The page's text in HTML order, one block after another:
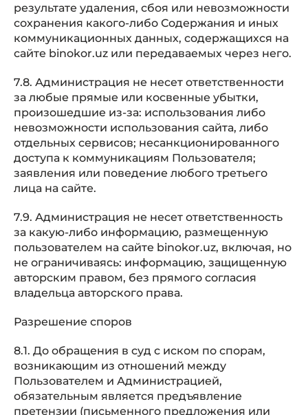
результате удаления, сбоя или невозможности
сохранения какого-либо Содержания и иных
коммуникационных данных, содержащихся на
сайте binokor.uz или передаваемых через него.
7.8. Администрация не несет ответственности
за любые прямые или косвенные убытки,
произошедшие из-за: использования либо
невозможности использования сайта, либо
отдельных сервисов; несанкционированного
доступа к коммуникациям Пользователя;
заявления или поведение любого третьего
лица на сайте.
7.9. Администрация не несет ответственность
за какую-либо информацию, размещенную
пользователем на сайте binokor.uz, включая, но
не ограничиваясь: информацию, защищенную
авторским правом, без прямого согласия
владельца авторского права.
Разрешение споров
8.1. До обращения в суд с иском по спорам,
возникающим из отношений между
Пользователем и Администрацией,
обязательным является предъявление
претензии (письменного предложения или